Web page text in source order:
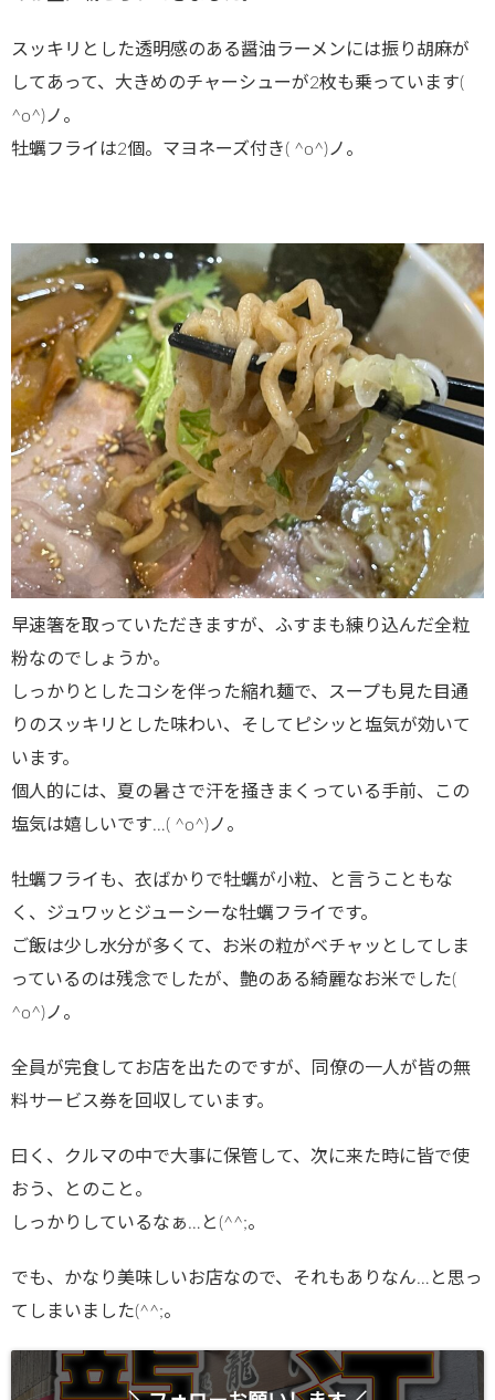
スッキリとした透明感のある醤油ラーメンには振り胡麻が
してあって、大きめのチャーシューが2枚も乗っています(
^o^)ノ。
牡蠣フライは2個。マヨネーズ付き( ^o^)ノ。
早速箸を取っていただきますが、ふすまも練り込んだ全粒
粉なのでしょうか。
しっかりとしたコシを伴った縮れ麺で、スープも見た目通
りのスッキリとした味わい、そしてピシッと塩気が効いて
います。
個人的には、夏の暑さで汗を掻きまくっている手前、この
塩気は嬉しいです…( ^o^)ノ。
牡蠣フライも、衣ばかりで牡蠣が小粒、と言うこともな
く、ジュワッとジューシーな牡蠣フライです。
ご飯は少し水分が多くて、お米の粒がベチャッとしてしま
っているのは残念でしたが、艶のある綺麗なお米でした(
^o^)ノ。
全員が完食してお店を出たのですが、同僚の一人が皆の無
料サービス券を回収しています。
曰く、クルマの中で大事に保管して、次に来た時に皆で使
おう、とのこと。
しっかりしているなぁ…と(^^;。
でも、かなり美味しいお店なので、それもありなん…と思っ
てしまいました(^^;。